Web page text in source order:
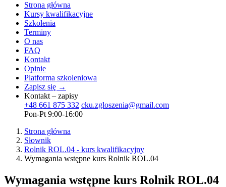
Strona główna
Kursy kwalifikacyjne
Szkolenia
Terminy
O nas
FAQ
Kontakt
Opinie
Platforma szkoleniowa
Zapisz się →
Kontakt – zapisy
+48 661 875 332 cku.zgloszenia@gmail.com
Pon-Pt 9:00-16:00
Strona główna
Słownik
Rolnik ROL.04 - kurs kwalifikacyjny
Wymagania wstępne kurs Rolnik ROL.04
Wymagania wstępne kurs Rolnik ROL.04